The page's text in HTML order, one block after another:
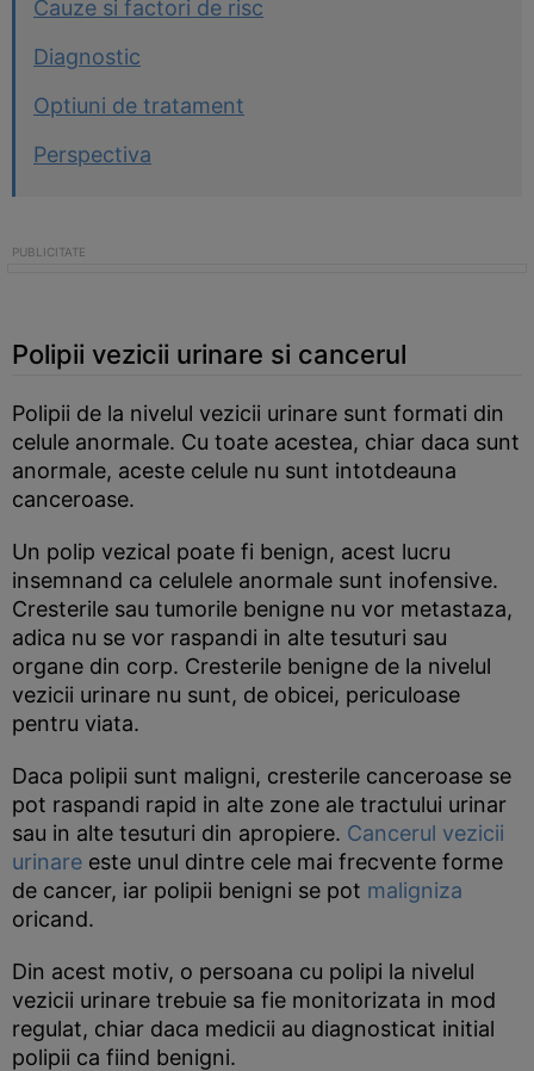
Cauze si factori de risc
Diagnostic
Optiuni de tratament
Perspectiva
Polipii vezicii urinare si cancerul
Polipii de la nivelul vezicii urinare sunt formati din
celule anormale. Cu toate acestea, chiar daca sunt
anormale, aceste celule nu sunt intotdeauna
canceroase.
Un polip vezical poate fi benign, acest lucru
insemnand ca celulele anormale sunt inofensive.
Cresterile sau tumorile benigne nu vor metastaza,
adica nu se vor raspandi in alte tesuturi sau
organe din corp. Cresterile benigne de la nivelul
vezicii urinare nu sunt, de obicei, periculoase
pentru viata.
Daca polipii sunt maligni, cresterile canceroase se
pot raspandi rapid in alte zone ale tractului urinar
sau in alte tesuturi din apropiere. Cancerul vezicii
urinare este unul dintre cele mai frecvente forme
de cancer, iar polipii benigni se pot maligniza
oricand.
Din acest motiv, o persoana cu polipi la nivelul
vezicii urinare trebuie sa fie monitorizata in mod
regulat, chiar daca medicii au diagnosticat initial
polipii ca fiind benigni.